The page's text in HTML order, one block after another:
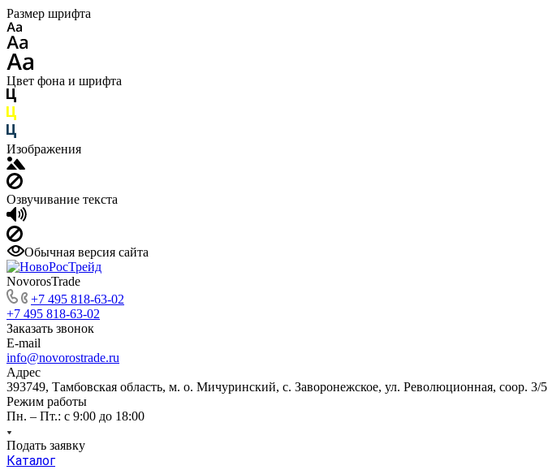
Размер шрифта
Цвет фона и шрифта
Изображения
Озвучивание текста
Обычная версия сайта
NovorosTrade
+7 495 818-63-02
+7 495 818-63-02
Заказать звонок
E-mail
info@novorostrade.ru
Адрес
393749, Тамбовская область, м. о. Мичуринский, с. Заворонежское, ул. Революционная, соор. 3/5
Режим работы
Пн. – Пт.: с 9:00 до 18:00
Подать заявку
Каталог